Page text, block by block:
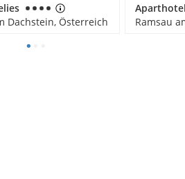
Dachstein, Österreich
Ramsau